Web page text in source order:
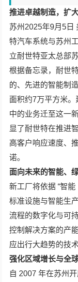
推进卓越制造，扩
苏州 2025年9月5日
特汽车系统与苏州
立耐世特亚太总部
根据备忘录，耐世
的、先进的智能制
面积约7万平方米
中的业务迁至这一
显了耐世特在推进
高客户响应速度、
诺。
面向未来的智能、
新工厂将依据 “智
标准设施与智能生
流程的数字化与可
控制解决方案的产
应出行大趋势的技术
强化区域增长与全
自 2007 年在苏州